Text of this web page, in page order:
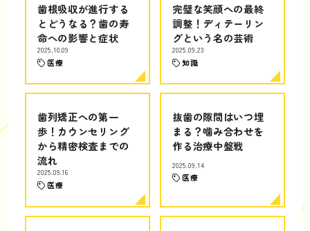
歯根吸収が進行する
とどうなる？歯の寿
命への影響と症状
2025.10.09
医療
完璧な笑顔への最終
調整！ディテーリン
グという名の芸術
2025.09.23
知識
歯列矯正への第一
歩！カウンセリング
から精密検査までの
流れ
2025.09.16
医療
抜歯の隙間はいつ埋
まる？噛み合わせを
作る治療中盤戦
2025.09.14
医療